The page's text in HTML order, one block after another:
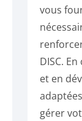
vous
DISC.
et en
gérer